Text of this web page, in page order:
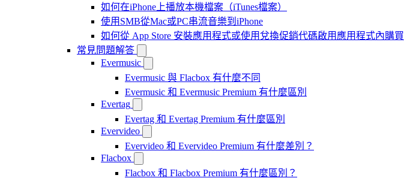
如何在iPhone上播放本機檔案（iTunes檔案）
使用SMB從Mac或PC串流音樂到iPhone
如何從 App Store 安裝應用程式或使用兌換促銷代碼啟用應用程式內購買
常見問題解答
Evermusic
Evermusic 與 Flacbox 有什麼不同
Evermusic 和 Evermusic Premium 有什麼區別
Evertag
Evertag 和 Evertag Premium 有什麼區別
Evervideo
Evervideo 和 Evervideo Premium 有什麼差別？
Flacbox
Flacbox 和 Flacbox Premium 有什麼區別？